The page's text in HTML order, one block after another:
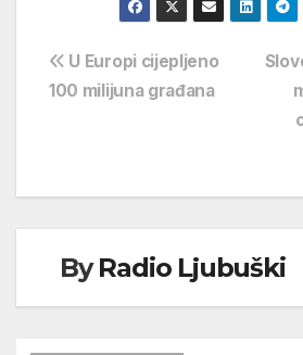
Navigacija
objava
U Europi cijepljeno
100 milijuna građana
ByRadio Ljubuški